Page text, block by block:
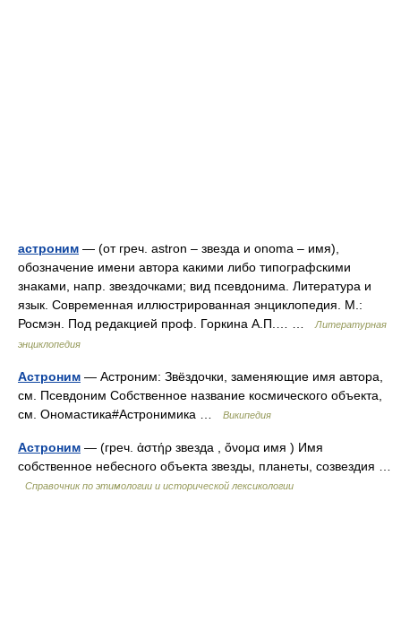
астроним — (от греч. astron – звезда и onoma – имя),
обозначение имени автора какими либо типографскими
знаками, напр. звездочками; вид псевдонима. Литература и
язык. Современная иллюстрированная энциклопедия. М.:
Росмэн. Под редакцией проф. Горкина А.П.… …
Литературная
энциклопедия
Астроним — Астроним: Звёздочки, заменяющие имя автора,
см. Псевдоним Собственное название космического объекта,
см. Ономастика#Астронимика …
Википедия
Астроним — (греч. ἀστήρ звезда , ὄνομα имя ) Имя
собственное небесного объекта звезды, планеты, созвездия …
Справочник по этимологии и исторической лексикологии